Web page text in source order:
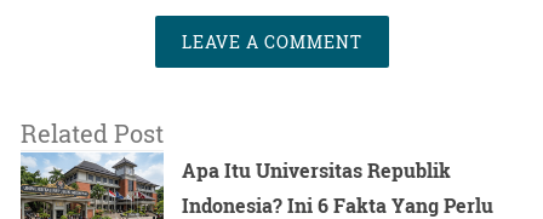
LEAVE A COMMENT
Related Post
Apa Itu Universitas Republik
Indonesia? Ini 6 Fakta Yang Perlu